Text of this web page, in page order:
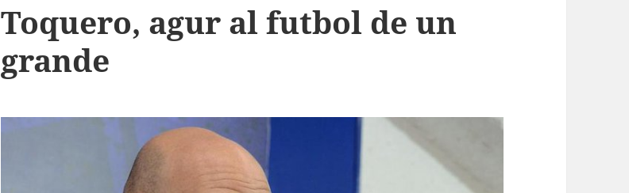
Toquero, agur al futbol de un
grande